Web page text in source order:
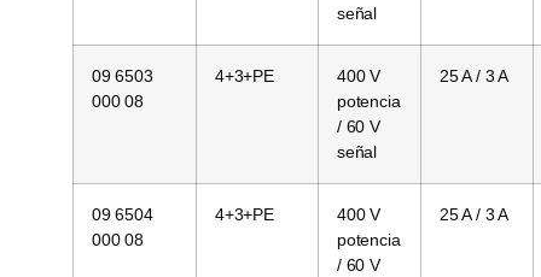
señal
09 6503
000 08
4+3+PE
400 V
potencia
/ 60 V
señal
25 A / 3 A
09 6504
000 08
4+3+PE
400 V
potencia
/ 60 V
25 A / 3 A